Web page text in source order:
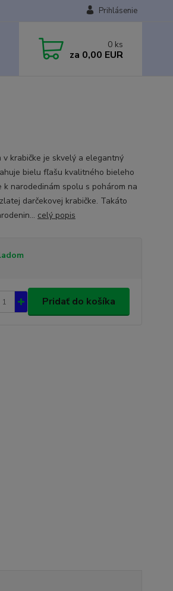
Prihlásenie
0 ks
za 0,00 EUR
v krabičke je skvelý a elegantný
bielu fľašu kvalitného bieleho
narodedinám spolu s pohárom na
darčekovej krabičke. Takáto
celý popis
Pridať do košíka